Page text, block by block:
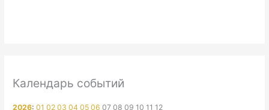
Календарь событий
2026:01 02 03 04 05 06 07 08 09 10 11 12